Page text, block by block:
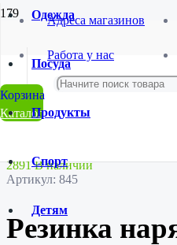
Адреса магазинов
Работа у нас
Каталог
Одежда
Посуда
Продукты
Спорт
Детям
Главная
Магазин
Красота и гигиена
Бижутерия
Резинка нарядная широкая
2891 В наличии
Артикул: 845
Резинка